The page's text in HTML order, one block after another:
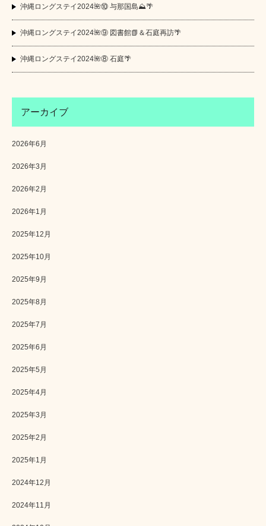
沖縄ロングステイ2024🌺⑩ 与那国島⛰️🌴
沖縄ロングステイ2024🌺⑨ 図書館📗＆石庭再訪🌴
沖縄ロングステイ2024🌺⑧ 石庭🌴
アーカイブ
2026年6月
2026年3月
2026年2月
2026年1月
2025年12月
2025年10月
2025年9月
2025年8月
2025年7月
2025年6月
2025年5月
2025年4月
2025年3月
2025年2月
2025年1月
2024年12月
2024年11月